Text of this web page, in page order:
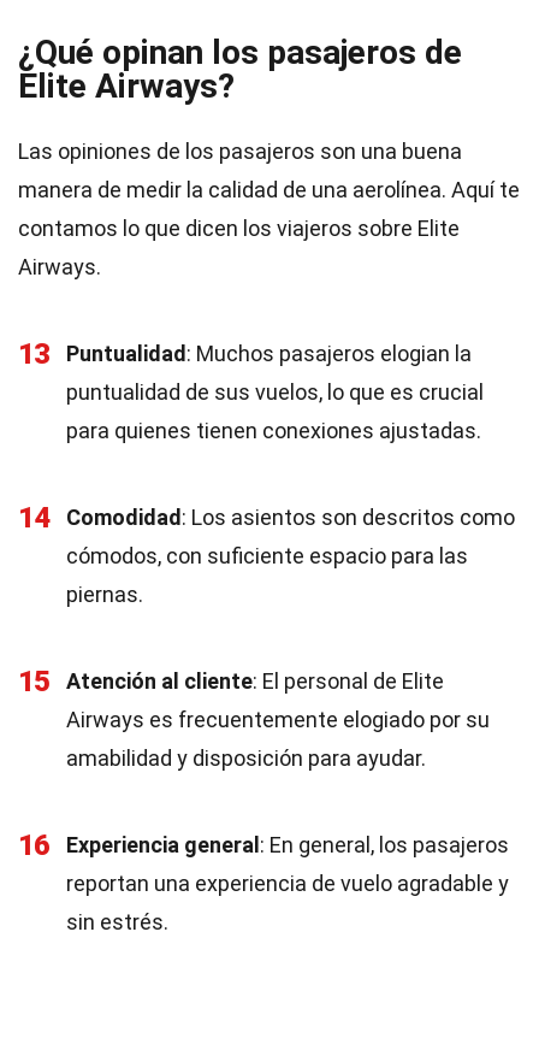
¿Qué opinan los pasajeros de
Elite Airways?
Las opiniones de los pasajeros son una buena
manera de medir la calidad de una aerolínea. Aquí te
contamos lo que dicen los viajeros sobre Elite
Airways.
13 Puntualidad : Muchos pasajeros elogian la
puntualidad de sus vuelos, lo que es crucial
para quienes tienen conexiones ajustadas.
14 Comodidad : Los asientos son descritos como
cómodos, con suficiente espacio para las
piernas.
15 Atención al cliente: El personal de Elite
Airways es frecuentemente elogiado por su
amabilidad y disposición para ayudar.
16 Experiencia general : En general, los pasajeros
reportan una experiencia de vuelo agradable y
sin estrés.